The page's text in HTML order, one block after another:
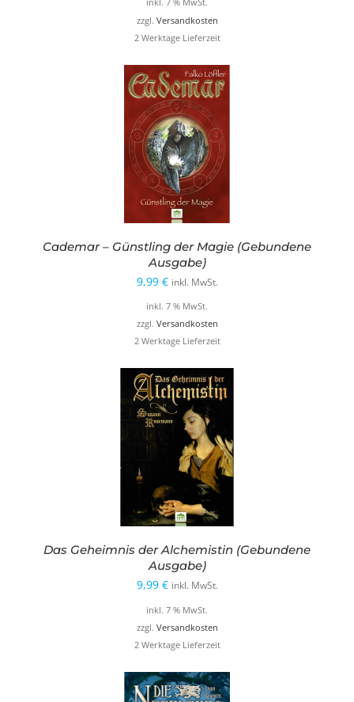
war:
19,98 €
ist:
14,99 €.
inkl. 7 % MwSt.
zzgl. Versandkosten
2 Werktage Lieferzeit
Cademar – Günstling der Magie (Gebundene
Ausgabe)
9,99 € inkl. MwSt.
inkl. 7 % MwSt.
zzgl. Versandkosten
2 Werktage Lieferzeit
Das Geheimnis der Alchemistin (Gebundene
Ausgabe)
9,99 € inkl. MwSt.
inkl. 7 % MwSt.
zzgl. Versandkosten
2 Werktage Lieferzeit